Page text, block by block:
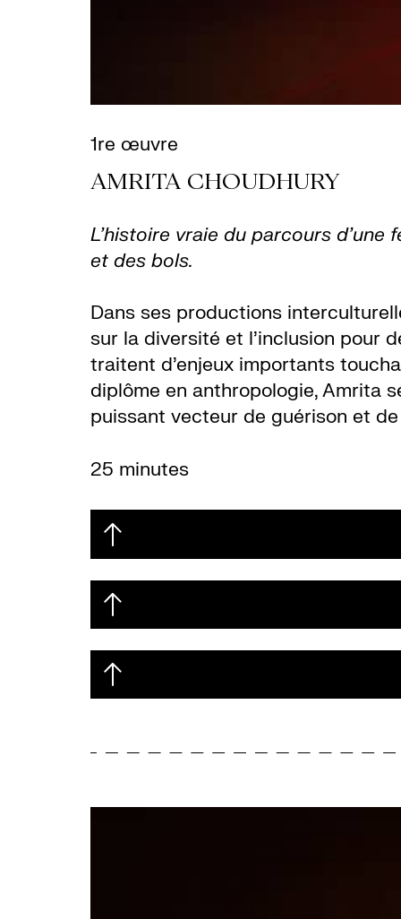
1re œuvre
AMRITA CHOUDHURY
L’histoire vraie du parcours
et des bols.
Dans ses productions
sur la diversité et l’inclusion pour
traitent d’enjeux importants
diplôme en anthropologie, Amrita
puissant vecteur de guérison et
25 minutes